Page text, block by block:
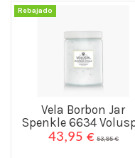
Rebajado
Vela Borbon Jar
Spenkle 6634
43,95 € 53,95 €